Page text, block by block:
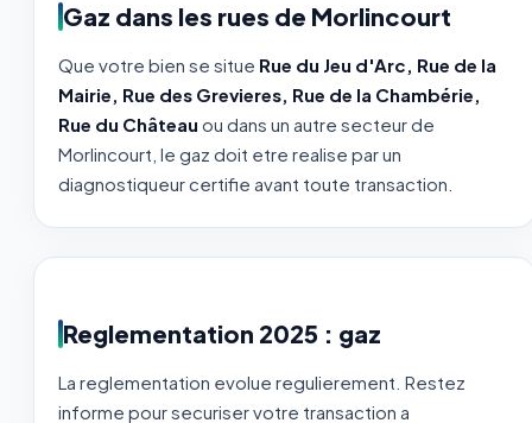
Gaz dans les rues de Morlincourt
Que votre bien se situe Rue du Jeu d'Arc, Rue de la
Mairie, Rue des Grevieres, Rue de la Chambérie,
Rue du Château ou dans un autre secteur de
Morlincourt, le gaz doit etre realise par un
diagnostiqueur certifie avant toute transaction.
Reglementation 2025 : gaz
La reglementation evolue regulierement. Restez
informe pour securiser votre transaction a